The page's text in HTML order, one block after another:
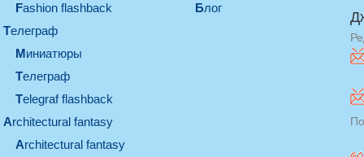
Fashion flashback
телеграф
миниатюры
телеграф
Telegraf flashback
architectural fantasy
architectural fantasy
Блог